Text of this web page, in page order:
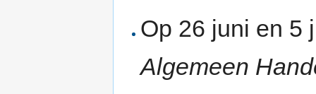
Op 26 juni en 5
Algemeen